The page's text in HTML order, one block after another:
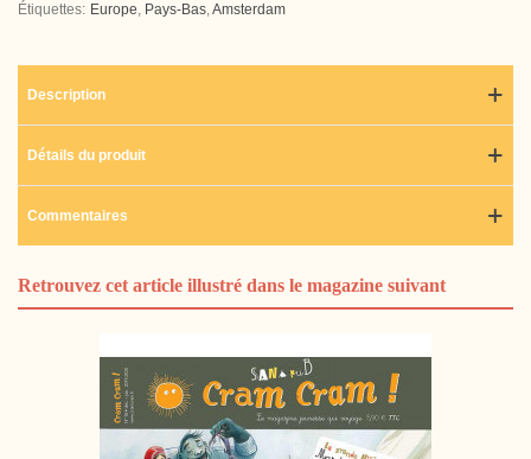
Étiquettes: Europe, Pays-Bas,Amsterdam
Description
Détails du produit
Commentaires
Retrouvez cet article illustré dans le magazine suivant